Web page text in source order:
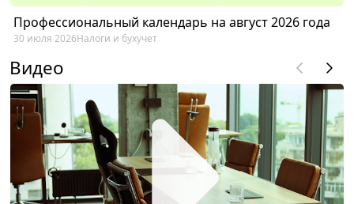
Профессиональный календарь на август 2026 года
30 июля 2026Налоги и бухучет
Видео